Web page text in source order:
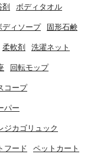
剤 ボディタオル
ディソープ 固形石鹸
柔軟剤 洗濯ネット
回転モップ
コープ
パー
ジカゴリュック
フード ペットカート